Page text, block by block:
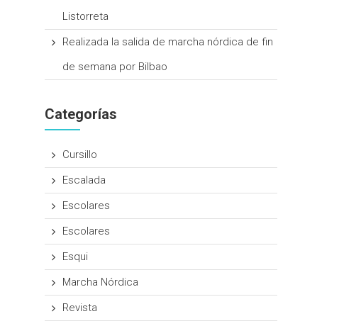
Listorreta
Realizada la salida de marcha nórdica de fin
de semana por Bilbao
Categorías
Cursillo
Escalada
Escolares
Escolares
Esqui
Marcha Nórdica
Revista